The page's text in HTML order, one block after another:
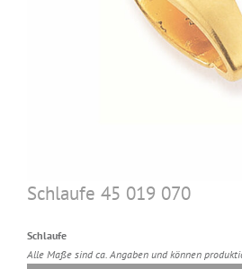
Schlaufe 45 019 070
Schlaufe
Alle Maße sind ca. Angaben und können